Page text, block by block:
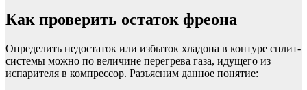
Как проверить остаток фреона
Определить недостаток или избыток хладона в контуре сплит-
системы можно по величине перегрева газа, идущего из
испарителя в компрессор. Разъясним данное понятие: